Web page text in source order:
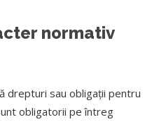
normativ
drepturi sau obligații pentru
obligatorii pe întreg